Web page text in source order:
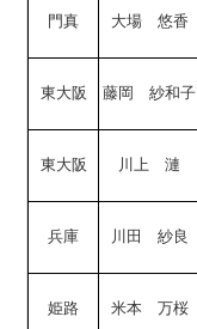
門真 大場 悠香
東大阪 藤岡 紗和子
東大阪 川上 漣
兵庫 川田 紗良
姫路 米本 万桜